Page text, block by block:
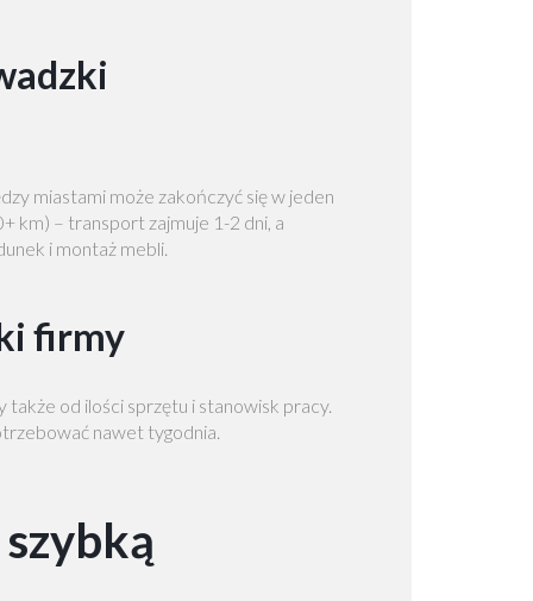
miastami może zakończyć się w jeden
km) – transport zajmuje 1-2 dni, a
i montaż mebli.
firmy
od ilości sprzętu i stanowisk pracy.
nawet tygodnia.